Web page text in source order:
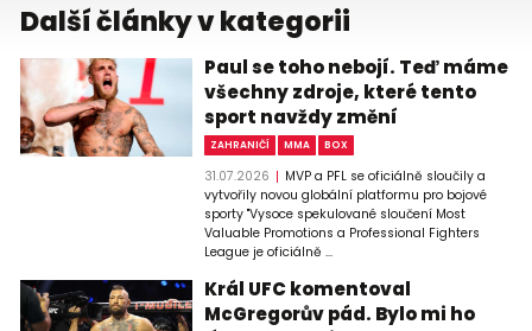
Další články v kategorii
Paul se toho nebojí. Teď máme
všechny zdroje, které tento
sport navždy změní
ZAHRANIČÍ MMA BOX
31.07.2026
MVP a PFL se oficiálně sloučily a
vytvořily novou globální platformu pro bojové
sporty "Vysoce spekulované sloučení Most
Valuable Promotions a Professional Fighters
League je oficiálně ...
Král UFC komentoval
McGregorův pád. Bylo mi ho